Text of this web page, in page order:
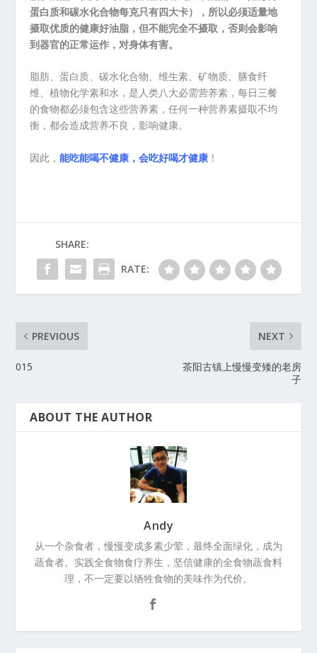
蛋白质和碳水化合物每克只有四大卡），所以必须适量地
摄取优质的健康好油脂，但不能完全不摄取，否则会影响
到器官的正常运作，对身体有害。
脂肪、蛋白质、碳水化合物、维生素、矿物质、膳食纤
维、植物化学素和水，是人类八大必需营养素，每日三餐
的食物都必须包含这些营养素，任何一种营养素摄取不均
衡，都会造成营养不良，影响健康。
因此，能吃能喝不健康，会吃好喝才健康 ！
SHARE:
RATE:
PREVIOUS
015
NEXT
茶阳古镇上慢慢变矮的老房
子
ABOUT THE AUTHOR
Andy
从一个杂食者，慢慢变成多素少荤，最终全面绿化，成为
蔬食者。实践全食物食疗养生，坚信健康的全食物蔬食料
理，不一定要以牺牲食物的美味作为代价。